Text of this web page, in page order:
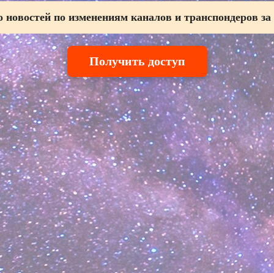
новостей по изменениям каналов и транспондеров
Получить доступ